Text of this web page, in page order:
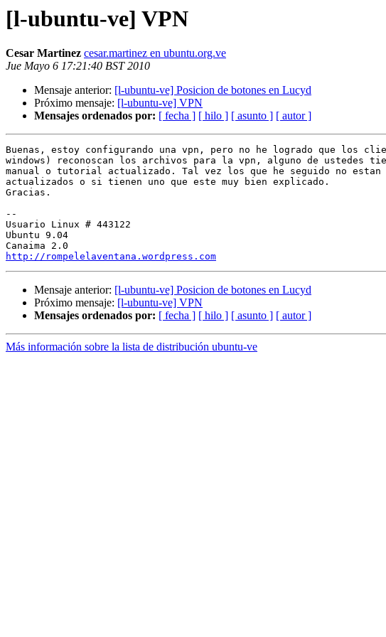
[l-ubuntu-ve] VPN
Cesar Martinez cesar.martinez en ubuntu.org.ve
Jue Mayo 6 17:21:40 BST 2010
Mensaje anterior: [l-ubuntu-ve] Posicion de botones en Lucyd
Próximo mensaje: [l-ubuntu-ve] VPN
Mensajes ordenados por: [ fecha ] [ hilo ] [ asunto ] [ autor ]
Buenas, estoy configurando una vpn, pero no he logrado que los
windows) reconoscan los archivos para la vpn, alguno de ustedes
manual o tutorial actualizado. Tal vez los que he seguido no estan
actualizados o si tienen uno que este muy bien explicado.
Gracias.
--
Usuario Linux # 443122
Ubuntu 9.04
http://rompelelaventana.wordpress.com
Mensaje anterior: [l-ubuntu-ve] Posicion de botones en Lucyd
Próximo mensaje: [l-ubuntu-ve] VPN
Mensajes ordenados por: [ fecha ] [ hilo ] [ asunto ] [ autor ]
Más información sobre la lista de distribución ubuntu-ve